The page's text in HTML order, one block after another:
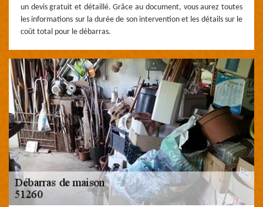
un devis gratuit et détaillé. Grâce au document, vous aurez toutes
les informations sur la durée de son intervention et les détails sur le
coût total pour le débarras.